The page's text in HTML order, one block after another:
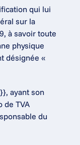
qui lui
sur la
à savoir toute
physique
désignée «
ayant son
de TVA
du